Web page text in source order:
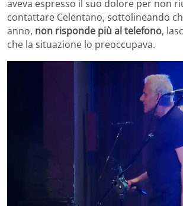
aveva espresso il suo dolore per non
contattare Celentano, sottolineando
anno, non risponde più al telefono,
che la situazione lo preoccupava.